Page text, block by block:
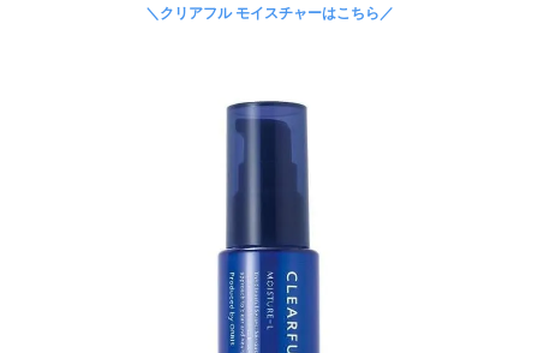
＼クリアフル モイスチャーはこちら／